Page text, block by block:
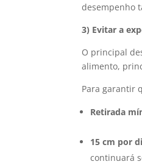
desempenho
3) Evitar a
O principal
alimento,
Para garantir
Retirada
15 cm por
continuará